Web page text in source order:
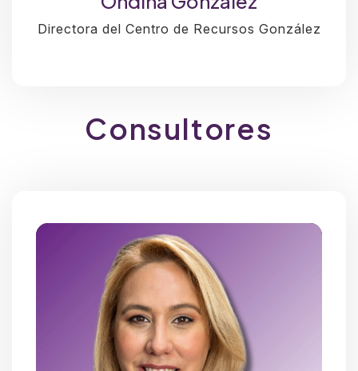
Directora del Centro de Recursos González
Consultores